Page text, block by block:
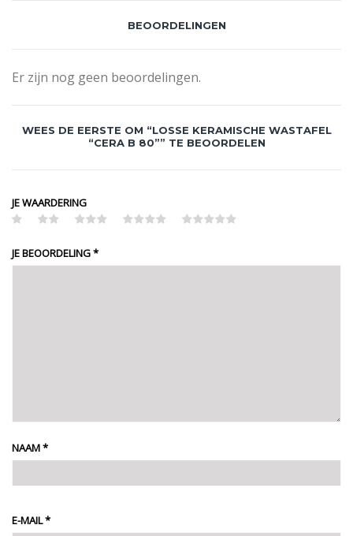
BEOORDELINGEN
Er zijn nog geen beoordelingen.
WEES DE EERSTE OM “LOSSE KERAMISCHE WASTAFEL
“CERA B 80”” TE BEOORDELEN
JE WAARDERING
JE BEOORDELING*
NAAM*
E-MAIL*